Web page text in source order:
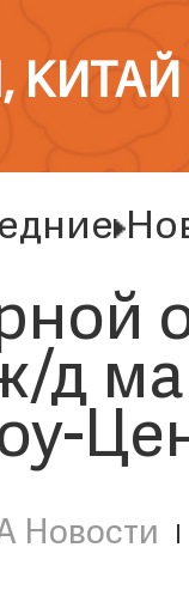
КИТАЙ
д
Новости